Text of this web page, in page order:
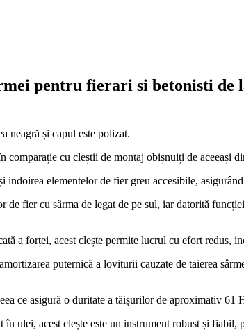
pentru fierari si betonisti de
neagră și capul este polizat.
comparație cu cleștii de montaj obișnuiți de aceeași
indoirea elementelor de fier greu accesibile,
de fier cu sârma de legat de pe sul, iar datorită
a forței, acest clește permite lucrul cu efort redus,
puternică a loviturii cauzate de taierea
ce asigură o duritate a tăișurilor de aproximativ
în ulei, acest clește este un instrument robust și